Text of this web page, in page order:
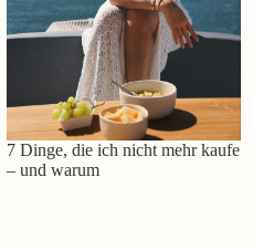
7 Dinge, die ich nicht mehr kaufe
– und warum